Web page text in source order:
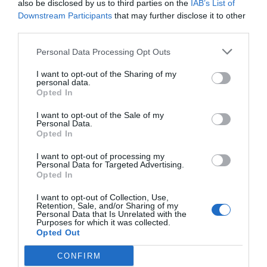
also be disclosed by us to third parties on the IAB’s List of
Downstream Participants that may further disclose it to other
Personal Data Processing Opt Outs
I want to opt-out of the Sharing of my
personal data.
Opted In
I want to opt-out of the Sale of my
Personal Data.
Opted In
I want to opt-out of processing my
Personal Data for Targeted Advertising.
Opted In
I want to opt-out of Collection, Use,
Retention, Sale, and/or Sharing of my
Personal Data that Is Unrelated with the
Purposes for which it was collected.
Opted Out
CONFIRM
Jorge Wagensberg (1948-2018)
1 de abril: Por muchos años, Gmail
Hoy hace 21 años, el 1 de abril de 2004, se puso en
marcha Gmail, el servicio de correo electrónico de
Google que tiene unos 2.000 millones de usuarios.
ya no trabaja en Google.
Puedes leer todos los Toques de Roca haciendo